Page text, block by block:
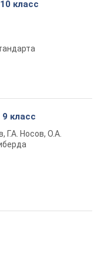
класс
класс
Г.А. Носов, О.А.